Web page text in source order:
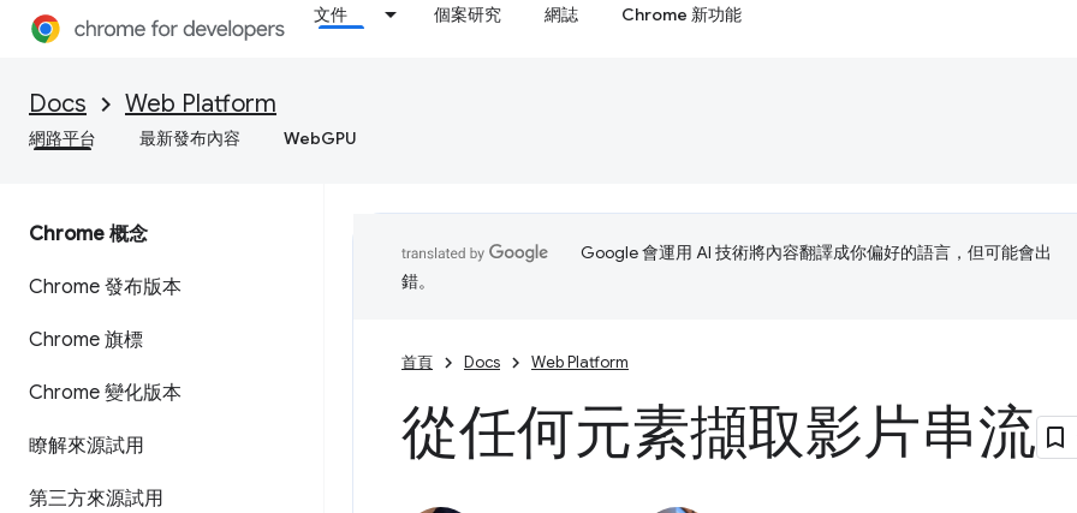
文件 個案研究 網誌 Chrome 新功能
Docs Web Platform
網路平台 最新發布內容 WebGPU
Chrome 概念
Chrome 發布版本
Chrome 旗標
Chrome 變化版本
瞭解來源試用
第三方來源試用
Google 會運用 AI 技術將內容翻譯成你偏好的語言，但可能會出
錯。
首頁 Docs Web Platform
從任何元素擷取影片串流